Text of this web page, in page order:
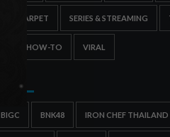
RED CARPET SERIES & STREAMING
TIPS & HOW-TO VIRAL
BIGC BNK48 IRON CHEF THAILAND